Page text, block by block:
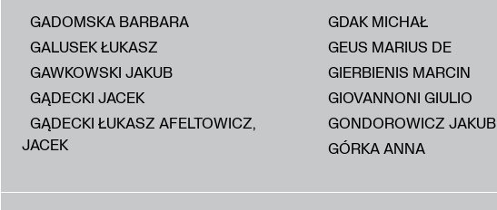
GADOMSKA BARBARA
GALUSEK ŁUKASZ
GAWKOWSKI JAKUB
GĄDECKI JACEK
GĄDECKI ŁUKASZ AFELTOWICZ,
JACEK
GDAK MICHAŁ
GEUS MARIUS DE
GIERBIENIS MARCIN
GIOVANNONI GIULIO
GONDOROWICZ JAKUB
GÓRKA ANNA